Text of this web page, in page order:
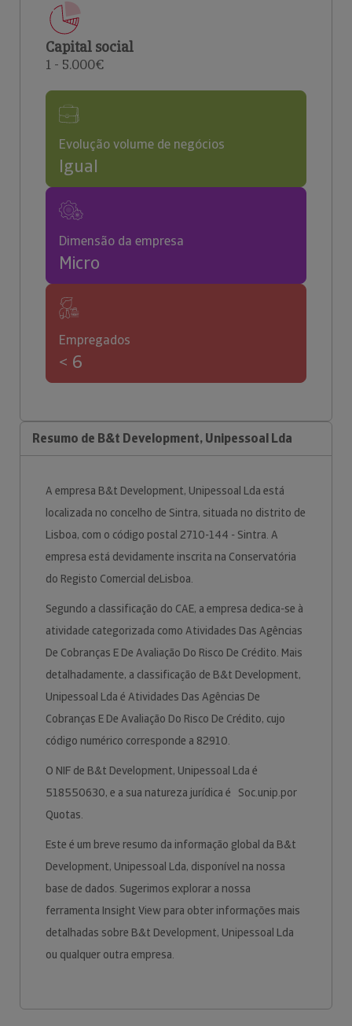
Capital social
1 - 5.000€
Evolução volume de negócios
Igual
Dimensão da empresa
Micro
Empregados
< 6
Resumo de B&t Development, Unipessoal Lda
A empresa B&t Development, Unipessoal Lda está
localizada no concelho de Sintra, situada no distrito de
Lisboa, com o código postal 2710-144 - Sintra. A
empresa está devidamente inscrita na Conservatória
do Registo Comercial deLisboa.
Segundo a classificação do CAE, a empresa dedica-se à
atividade categorizada como Atividades Das Agências
De Cobranças E De Avaliação Do Risco De Crédito. Mais
detalhadamente, a classificação de B&t Development,
Unipessoal Lda é Atividades Das Agências De
Cobranças E De Avaliação Do Risco De Crédito, cujo
código numérico corresponde a 82910.
O NIF de B&t Development, Unipessoal Lda é
518550630, e a sua natureza jurídica é Soc.unip.por
Quotas.
Este é um breve resumo da informação global da B&t
Development, Unipessoal Lda, disponível na nossa
base de dados. Sugerimos explorar a nossa
ferramenta Insight View para obter informações mais
detalhadas sobre B&t Development, Unipessoal Lda
ou qualquer outra empresa.